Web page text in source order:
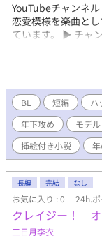
YouTubeチャンネ
恋愛模様を楽曲と
ています。 ▶︎ チャ
https://
編』 「六歳差の誓
幼なじみが、大人
カメラマン助手と
る青年。 料理の腕
——29歳。責任ある
んな彼の前に現れた
た陽翔だった。 子
境界が揺らぐ。 6歳
ながらも抗えない
恋か、それとも…。
Apart」⇒ https://
「交差点に沈む影
⇒https://youtu.be/
BL 短編 ハ
年下攻め
モデ
挿絵付き小説
長編 完結 なし
お気に入り : 0 24h.
クレイジー！ オ
三日月李衣